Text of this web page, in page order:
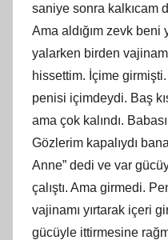
saniye sonra kalkıcam
Ama aldığım zevk
yalarken birden
hissettim. İçime
penisi içimdeydi. Baş
ama çok kalındı.
Gözlerim kapalıydı
Anne” dedi ve var
çalıştı. Ama girmedi.
vajinamı yırtarak içeri
gücüyle ittirmesine